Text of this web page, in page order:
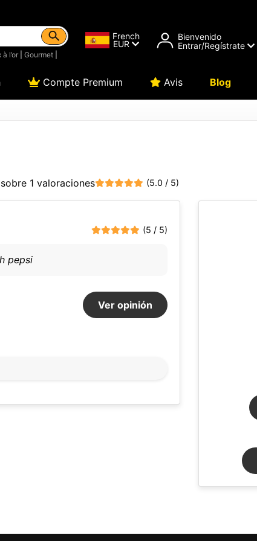
l’or| Gourmet|
French
EUR
Bienvenido
Entrar/Regístrate
Compte Premium Avis Blog
1 valoraciones (5.0 / 5)
(5 / 5)
pepsi
Ver opinión